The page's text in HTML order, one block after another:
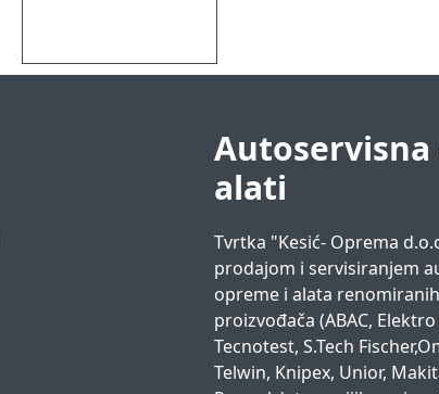
alati
Tvrtka "Kesić- Oprema
prodajom i servisiranjem
opreme i alata
proizvođača (ABAC,
Tecnotest, S.Tech
Telwin, Knipex, Unior,